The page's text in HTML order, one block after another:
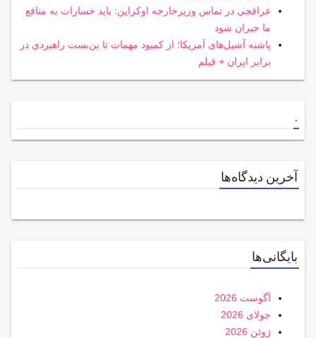
عراقچی در تماس وزیرخارجه اوکراین: باید خسارات به منافع
ما جبران شود
پاشنه آشیل‌های آمریکا؛ از کمبود مهمات تا بن‌بست راهبردی در
برابر ایران + فیلم
.
آخرین دیدگاه‌ها
بایگانی‌ها
آگوست 2026
جولای 2026
ژوئن 2026